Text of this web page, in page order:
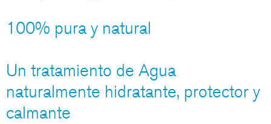
100% pura y natural
Un tratamiento de Agua
naturalmente hidratante, protector y
calmante